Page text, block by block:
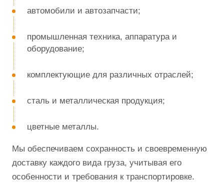
автомобили и автозапчасти;
промышленная техника, аппаратура и
оборудование;
комплектующие для различных отраслей;
сталь и металлическая продукция;
цветные металлы.
Мы обеспечиваем сохранность и своевременную
доставку каждого вида груза, учитывая его
особенности и требования к транспортировке.